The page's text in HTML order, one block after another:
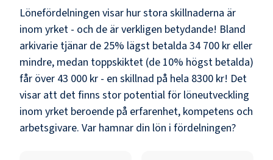
Lönefördelningen visar hur stora skillnaderna är
inom yrket - och de är verkligen betydande! Bland
arkivarie tjänar de 25% lägst betalda 34 700 kr eller
mindre, medan toppskiktet (de 10% högst betalda)
får över 43 000 kr - en skillnad på hela 8300 kr! Det
visar att det finns stor potential för löneutveckling
inom yrket beroende på erfarenhet, kompetens och
arbetsgivare. Var hamnar din lön i fördelningen?